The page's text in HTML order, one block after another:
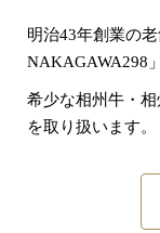
明治43年創業の
NAKAGAWA298」
希少な相州牛・
を取り扱います。